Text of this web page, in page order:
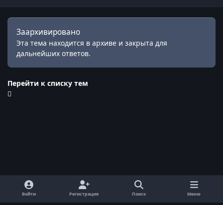
Заархивировано
Эта тема находится в архиве и закрыта для
дальнейших ответов.
Перейти к списку тем
Войти Регистрация Поиск Меню